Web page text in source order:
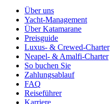
Über uns
Yacht-Management
Über Katamarane
Preisguide
Luxus- & Crewed-Charter
Neapel- & Amalfi-Charter
So buchen Sie
Zahlungsablauf
FAQ
Reiseführer